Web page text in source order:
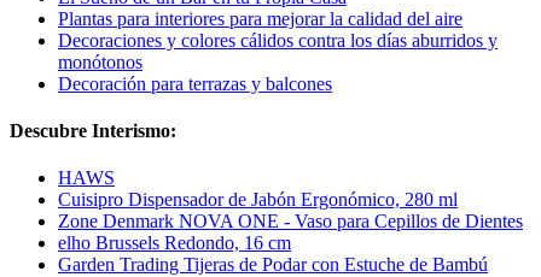
Plantas para interiores para mejorar la calidad del aire
Decoraciones y colores cálidos contra los días aburridos y
monótonos
Decoración para terrazas y balcones
Descubre Interismo:
HAWS
Cuisipro Dispensador de Jabón Ergonómico, 280 ml
Zone Denmark NOVA ONE - Vaso para Cepillos de Dientes
elho Brussels Redondo, 16 cm
Garden Trading Tijeras de Podar con Estuche de Bambú